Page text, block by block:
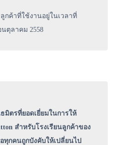
กค้าที่ใช้งานอยู่ในเวลาที่
ตุลาคม 2558
มิตรที่ยอดเยี่ยมในการให้
สำหรับโรงเรียนลูกค้าของ
อทุกคนถูกบังคับให้เปลี่ยนไป